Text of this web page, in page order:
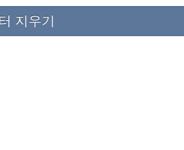
지우기